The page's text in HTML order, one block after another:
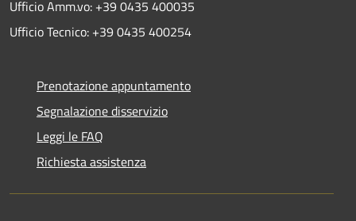
Ufficio Amm.vo: +39 0435 400035
Ufficio Tecnico: +39 0435 400254
Prenotazione appuntamento
Segnalazione disservizio
Leggi le FAQ
Richiesta assistenza